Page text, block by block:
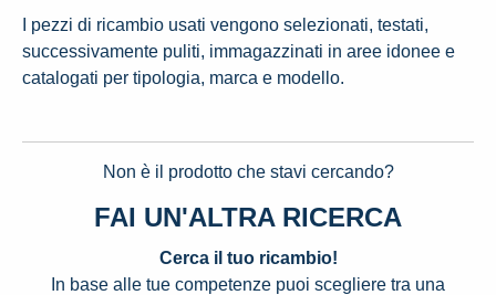
I pezzi di ricambio usati vengono selezionati, testati,
successivamente puliti, immagazzinati in aree idonee e
catalogati per tipologia, marca e modello.
Non è il prodotto che stavi cercando?
FAI UN'ALTRA RICERCA
Cerca il tuo ricambio!
In base alle tue competenze puoi scegliere tra una